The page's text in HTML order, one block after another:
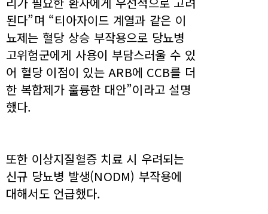
된다”며 “티아자이드 계열과 같은 이
뇨제는 혈당 상승 부작용으로 당뇨병
고위험군에게 사용이 부담스러울 수 있
어 혈당 이점이 있는 ARB에 CCB를 더
한 복합제가 훌륭한 대안”이라고 설명
했다.
또한 이상지질혈증 치료 시 우려되는
신규 당뇨병 발생(NODM) 부작용에
대해서도 언급했다.